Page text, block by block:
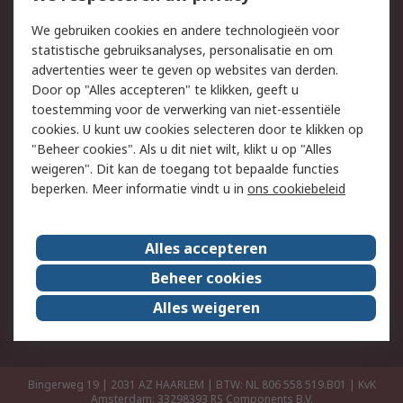
Track & Trace
Wettelijk
Cookiebeleid
Email veiligheid
Privacybeleid
Websitevoorwaarden
Algemene
verkoopvoorwaarden
Over RS
RS Group
Over ons
RS wereldwijd
Werken bij RS
ESG
Bingerweg 19 | 2031 AZ HAARLEM | BTW: NL 806 558 519.B01 | KvK
Amsterdam: 33298393 RS Components B.V.
We gebruiken cookies en andere technologieën voor
statistische gebruiksanalyses, personalisatie en om
advertenties weer te geven op websites van derden.
Door op "Alles accepteren" te klikken, geeft u
toestemming voor de verwerking van niet-essentiële
cookies. U kunt uw cookies selecteren door te klikken op
"Beheer cookies". Als u dit niet wilt, klikt u op "Alles
weigeren". Dit kan de toegang tot bepaalde functies
beperken. Meer informatie vindt u in ons cookiebeleid
Alles accepteren
Beheer cookies
Alles weigeren